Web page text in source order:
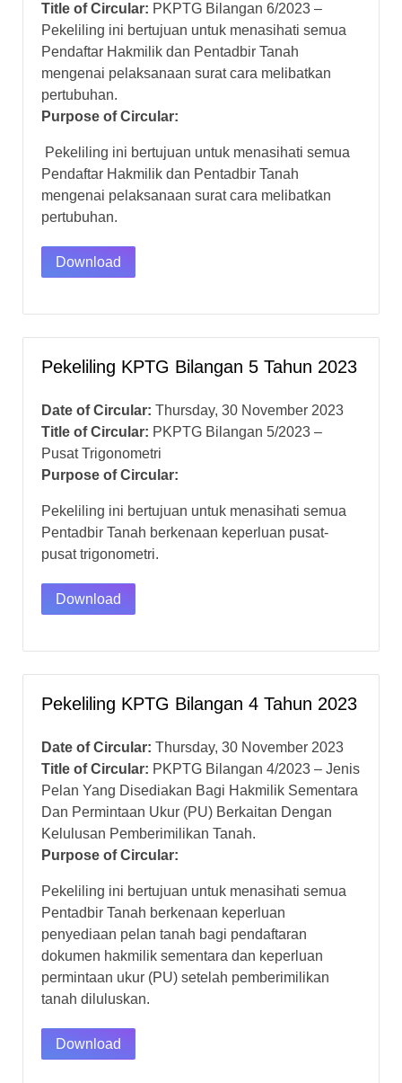
Title of Circular: PKPTG Bilangan 6/2023 –
Pekeliling ini bertujuan untuk menasihati semua
Pendaftar Hakmilik dan Pentadbir Tanah
mengenai pelaksanaan surat cara melibatkan
pertubuhan.
Purpose of Circular:
Pekeliling ini bertujuan untuk menasihati semua
Pendaftar Hakmilik dan Pentadbir Tanah
mengenai pelaksanaan surat cara melibatkan
pertubuhan.
Download
Pekeliling KPTG Bilangan 5 Tahun 2023
Date of Circular: Thursday, 30 November 2023
Title of Circular: PKPTG Bilangan 5/2023 –
Pusat Trigonometri
Purpose of Circular:
Pekeliling ini bertujuan untuk menasihati semua
Pentadbir Tanah berkenaan keperluan pusat-
pusat trigonometri.
Download
Pekeliling KPTG Bilangan 4 Tahun 2023
Date of Circular: Thursday, 30 November 2023
Title of Circular: PKPTG Bilangan 4/2023 – Jenis
Pelan Yang Disediakan Bagi Hakmilik Sementara
Dan Permintaan Ukur (PU) Berkaitan Dengan
Kelulusan Pemberimilikan Tanah.
Purpose of Circular:
Pekeliling ini bertujuan untuk menasihati semua
Pentadbir Tanah berkenaan keperluan
penyediaan pelan tanah bagi pendaftaran
dokumen hakmilik sementara dan keperluan
permintaan ukur (PU) setelah pemberimilikan
tanah diluluskan.
Download